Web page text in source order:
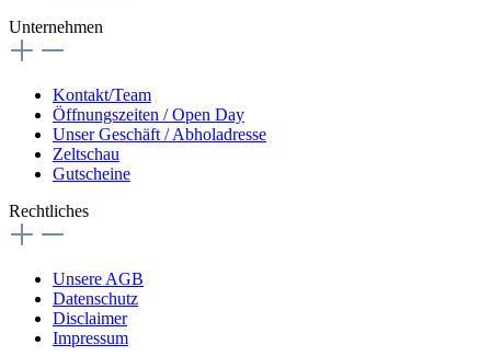
Unternehmen
Kontakt/Team
Öffnungszeiten / Open Day
Unser Geschäft / Abholadresse
Zeltschau
Gutscheine
Rechtliches
Unsere AGB
Datenschutz
Disclaimer
Impressum